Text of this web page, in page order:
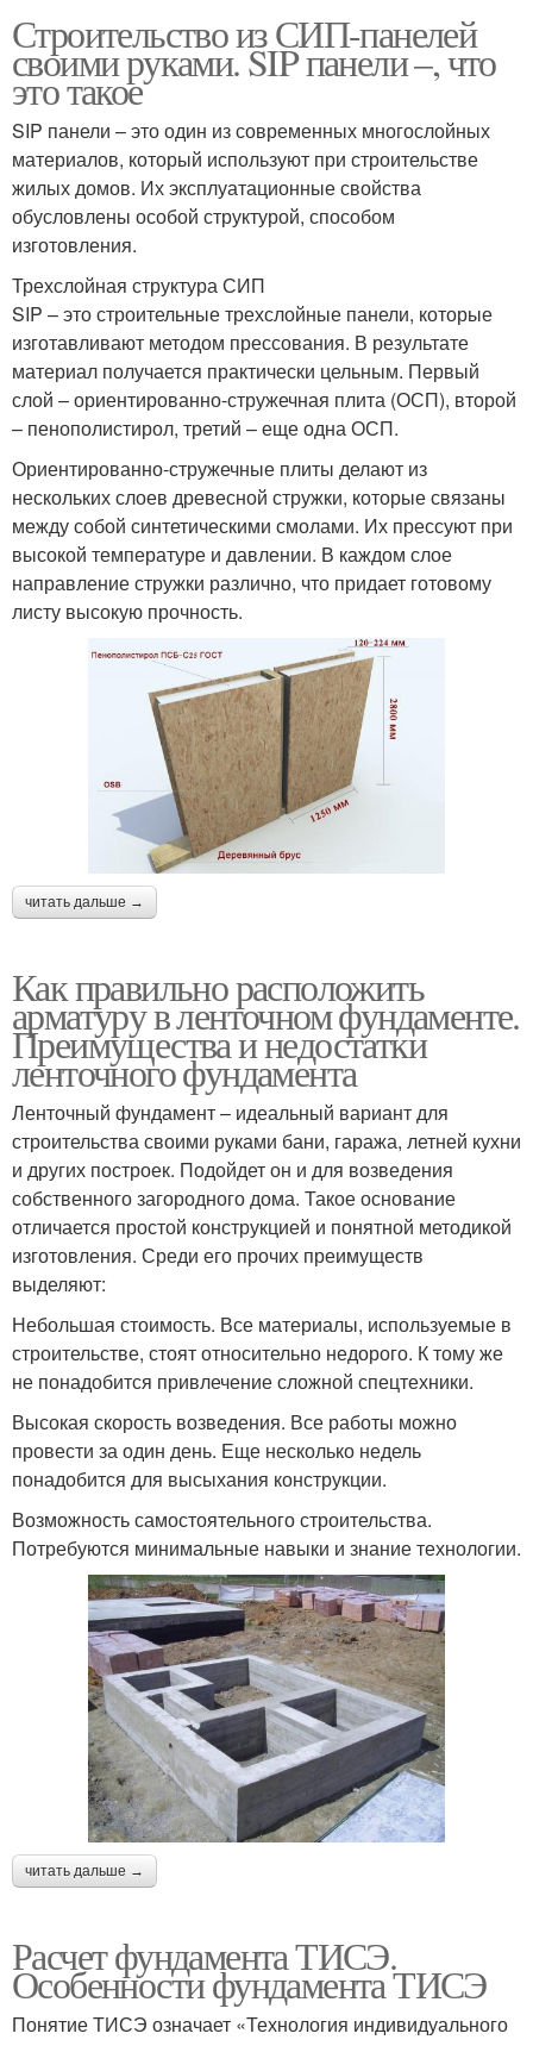
Строительство из СИП-панелей
своими руками. SIP панели –, что
это такое
SIP панели – это один из современных многослойных
материалов, который используют при строительстве
жилых домов. Их эксплуатационные свойства
обусловлены особой структурой, способом
изготовления.
Трехслойная структура СИП
SIP – это строительные трехслойные панели, которые
изготавливают методом прессования. В результате
материал получается практически цельным. Первый
слой – ориентированно-стружечная плита (ОСП), второй
– пенополистирол, третий – еще одна ОСП.
Ориентированно-стружечные плиты делают из
нескольких слоев древесной стружки, которые связаны
между собой синтетическими смолами. Их прессуют при
высокой температуре и давлении. В каждом слое
направление стружки различно, что придает готовому
листу высокую прочность.
читать дальше →
Как правильно расположить
арматуру в ленточном фундаменте.
Преимущества и недостатки
ленточного фундамента
Ленточный фундамент – идеальный вариант для
строительства своими руками бани, гаража, летней кухни
и других построек. Подойдет он и для возведения
собственного загородного дома. Такое основание
отличается простой конструкцией и понятной методикой
изготовления. Среди его прочих преимуществ
выделяют:
Небольшая стоимость. Все материалы, используемые в
строительстве, стоят относительно недорого. К тому же
не понадобится привлечение сложной спецтехники.
Высокая скорость возведения. Все работы можно
провести за один день. Еще несколько недель
понадобится для высыхания конструкции.
Возможность самостоятельного строительства.
Потребуются минимальные навыки и знание технологии.
читать дальше →
Расчет фундамента ТИСЭ.
Особенности фундамента ТИСЭ
Понятие ТИСЭ означает «Технология индивидуального